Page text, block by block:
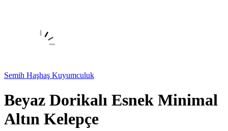
Semih Haşhaş Kuyumculuk
Beyaz Dorikalı Esnek Minimal
Altın Kelepçe